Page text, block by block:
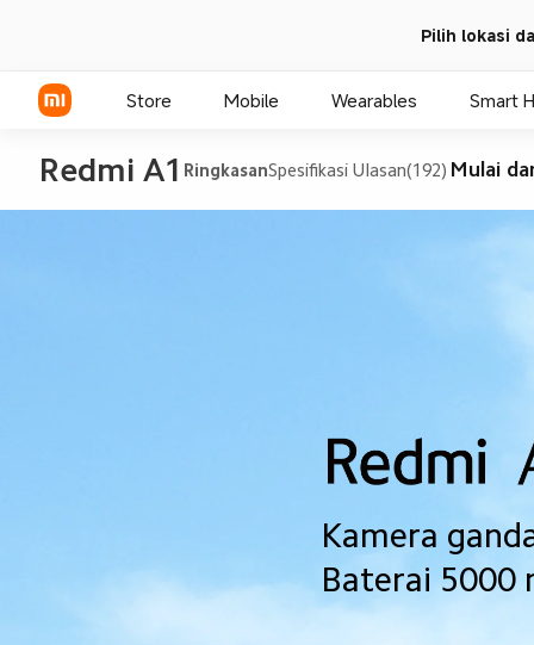
Pilih lokasi
Store Mobile Wearables Smart
Redmi A1 RingkasanSpesifikasi Ulasan(192) Mulai
Kamera
Baterai 5000